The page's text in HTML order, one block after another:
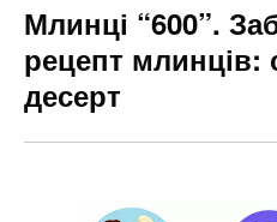
Млинці “600”.
рецепт млинців:
десерт